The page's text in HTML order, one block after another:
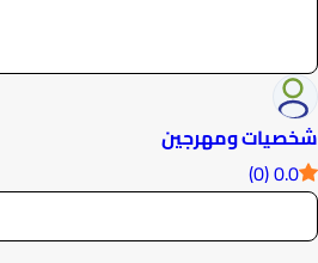
شخصيات ومهرجين
0.0 (0)